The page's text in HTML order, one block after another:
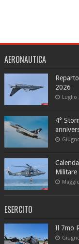
AERONAUTICA
2026
Luglio
4°
Militare
ESERCITO
Il 7mo